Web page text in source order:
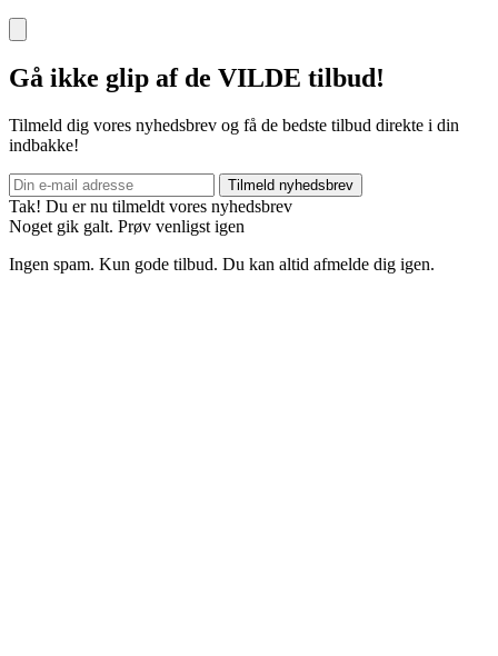
Gå ikke glip af de VILDE tilbud!
Tilmeld dig vores nyhedsbrev og få de bedste tilbud direkte i din
indbakke!
Tilmeld nyhedsbrev
Tak! Du er nu tilmeldt vores nyhedsbrev
Noget gik galt. Prøv venligst igen
Ingen spam. Kun gode tilbud. Du kan altid afmelde dig igen.